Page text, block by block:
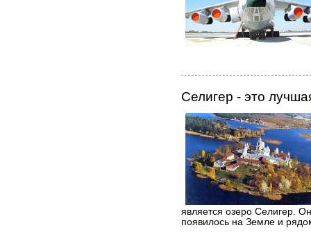
Селигер - это
является озеро Селигер.
появилось на Земле и